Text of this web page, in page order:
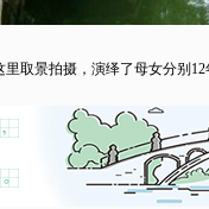
景拍摄，演绎了母女分别12